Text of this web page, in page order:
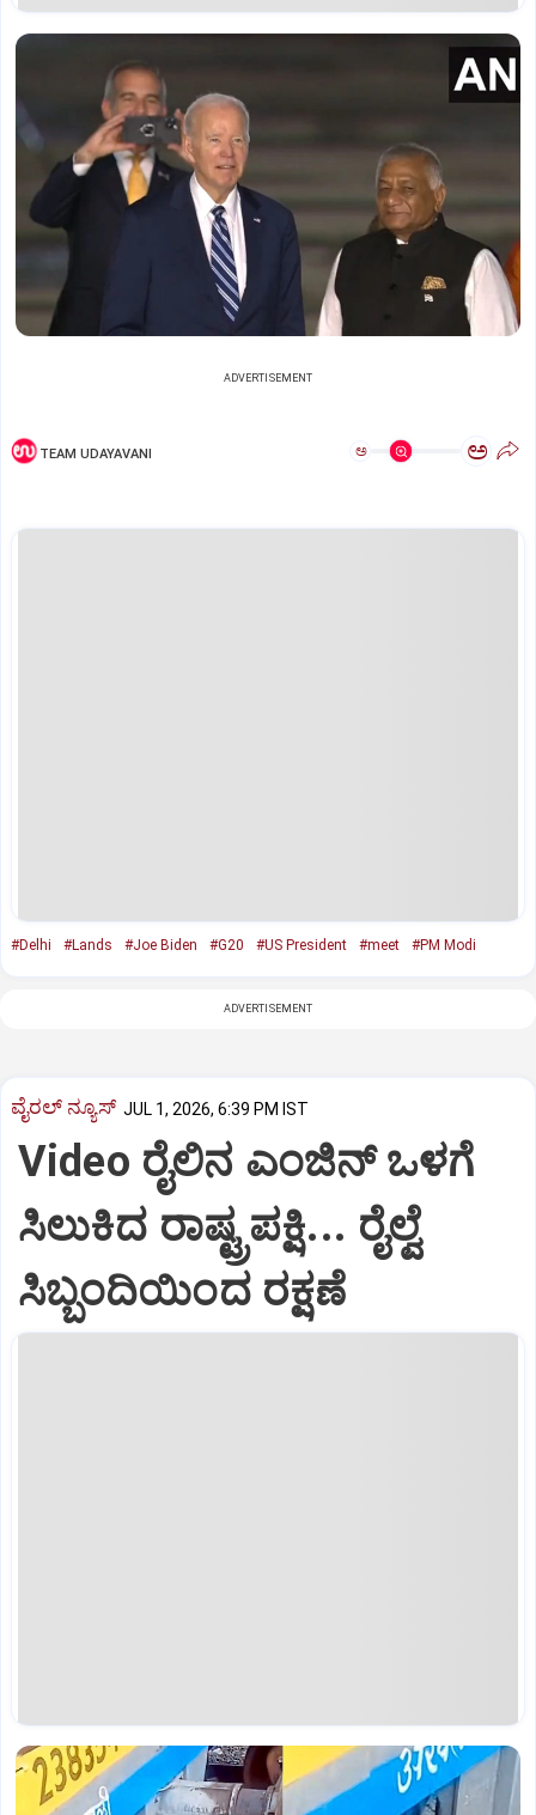
ADVERTISEMENT
TEAM UDAYAVANI ಅ ಅ
#Delhi #Lands #Joe Biden #G20 #US President #meet #PM Modi
ADVERTISEMENT
ವೈರಲ್ ನ್ಯೂಸ್ JUL 1, 2026, 6:39 PM IST
Video ರೈಲಿನ ಎಂಜಿನ್‌ ಒಳಗೆ
ಸಿಲುಕಿದ ರಾಷ್ಟ್ರಪಕ್ಷಿ... ರೈಲ್ವೆ
ಸಿಬ್ಬಂದಿಯಿಂದ ರಕ್ಷಣೆ